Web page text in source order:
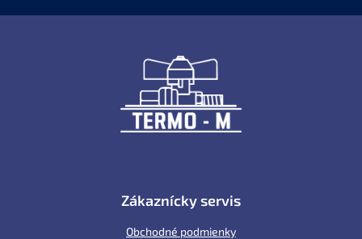
Zákaznícky servis
Obchodné podmienky